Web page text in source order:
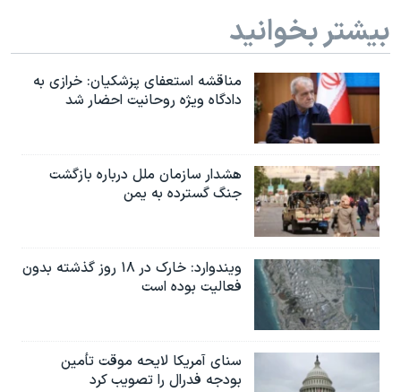
بیشتر بخوانید
مناقشه استعفای پزشکیان: خرازی به
دادگاه ویژه روحانیت احضار شد
هشدار سازمان ملل درباره بازگشت
جنگ گسترده به یمن
ویندوارد: خارک در ۱۸ روز گذشته بدون
فعالیت بوده است
سنای آمریکا لایحه موقت تأمین
بودجه فدرال را تصویب کرد